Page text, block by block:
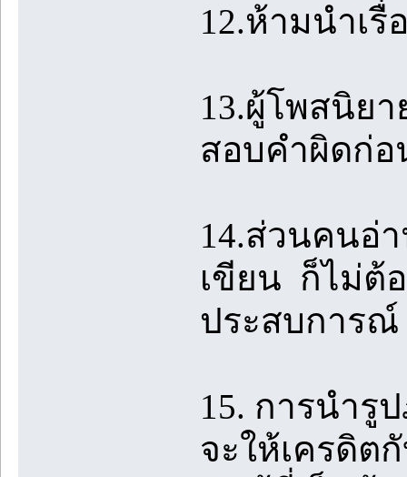
12.ห้ามนำเ
13.ผู้โพสนิย
สอบคำผิดก่
14.ส่วนคนอ่
เขียน ก็ไม่ต้
ประสบการ
15. การนำรู
จะให้เครดิต